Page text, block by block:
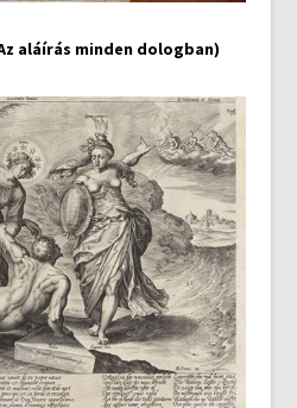
aláírás minden dologban)